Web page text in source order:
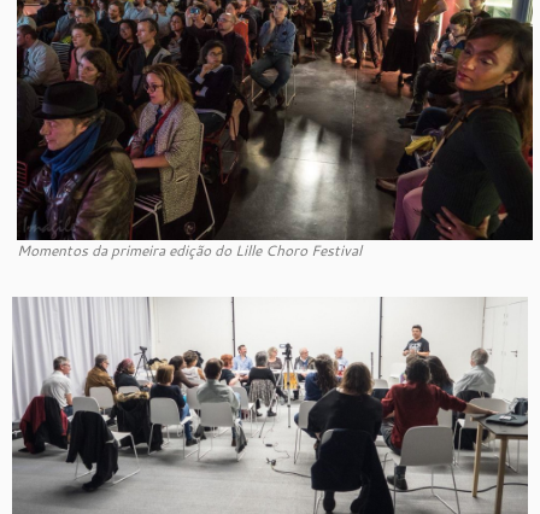
Momentos da primeira edição do Lille Choro Festival